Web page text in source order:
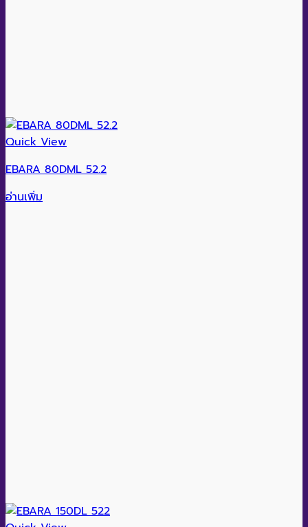
Quick View
EBARA 80DML 52.2
อ่านเพิ่ม